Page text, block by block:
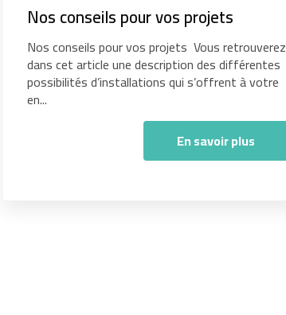
Nos conseils pour vos projets
Nos conseils pour vos projets Vous retrouverez
dans cet article une description des différentes
possibilités d’installations qui s’offrent à votre
en...
En savoir plus